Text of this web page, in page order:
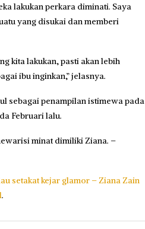
lakukan perkara diminati. Saya
yang disukai dan memberi
kita lakukan, pasti akan lebih
ibu inginkan,” jelasnya.
sebagai penampilan istimewa pada
Februari lalu.
minat dimiliki Ziana. –
setakat kejar glamor – Ziana Zain
.